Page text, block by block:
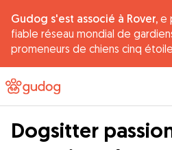
Gudog s'est associé à Rover, e
fiable réseau mondial de
promeneurs de chiens cinq
Dogsitter